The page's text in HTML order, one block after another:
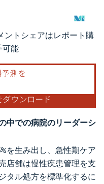
BY 4.0の表示が必要です。
ントシェアはレポート購
可能
中での病院のリーダーシ
を生み出し、急性期ケア
店舗は慢性疾患管理を支
タル処方を標準化するに